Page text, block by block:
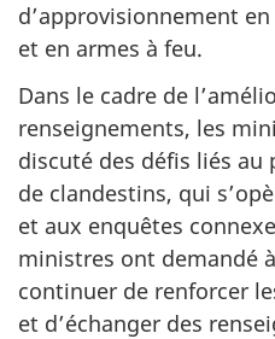
d’approvisionnement
et en armes à feu.
Dans le cadre de
renseignements, les
discuté des défis liés
de clandestins, qui
et aux enquêtes
ministres ont demandé
continuer de renforcer
et d’échanger des